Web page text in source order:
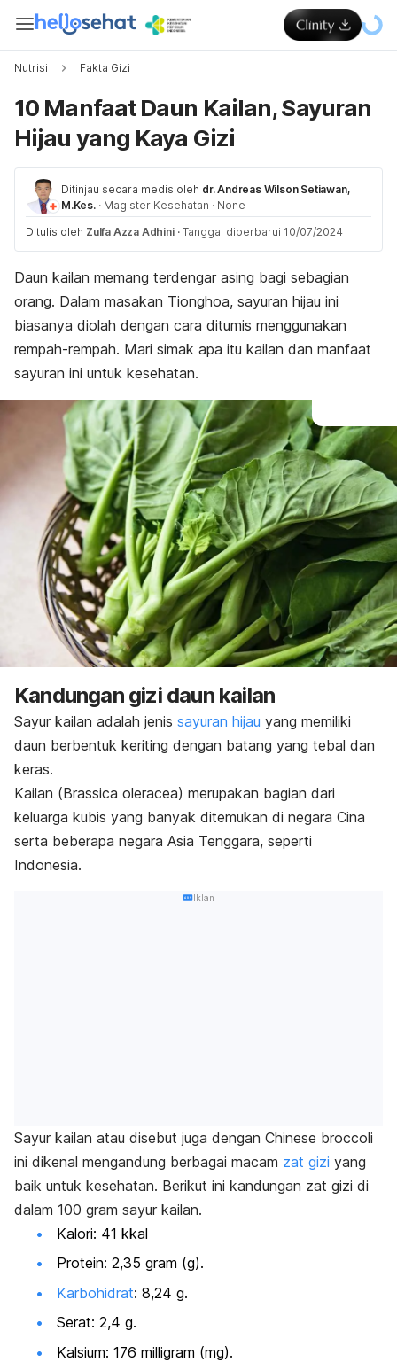
Nutrisi Fakta Gizi
10 Manfaat Daun Kailan, Sayuran
Hijau yang Kaya Gizi
Ditinjau secara medis oleh dr. Andreas Wilson Setiawan,
M.Kes. · Magister Kesehatan · None
Ditulis oleh Zulfa Azza Adhini · Tanggal diperbarui 10/07/2024
Daun kailan memang terdengar asing bagi sebagian
orang. Dalam masakan Tionghoa, sayuran hijau ini
biasanya diolah dengan cara ditumis menggunakan
rempah-rempah. Mari simak apa itu kailan dan manfaat
sayuran ini untuk kesehatan.
Kandungan gizi daun kailan
Sayur kailan adalah jenis sayuran hijau yang memiliki
daun berbentuk keriting dengan batang yang tebal dan
keras.
Kailan (Brassica oleracea) merupakan bagian dari
keluarga kubis yang banyak ditemukan di negara Cina
serta beberapa negara Asia Tenggara, seperti
Indonesia.
Iklan
Sayur kailan atau disebut juga dengan Chinese broccoli
ini dikenal mengandung berbagai macam zat gizi yang
baik untuk kesehatan. Berikut ini kandungan zat gizi di
dalam 100 gram sayur kailan.
Kalori: 41 kkal
Protein: 2,35 gram (g).
Karbohidrat: 8,24 g.
Serat: 2,4 g.
Kalsium: 176 milligram (mg).